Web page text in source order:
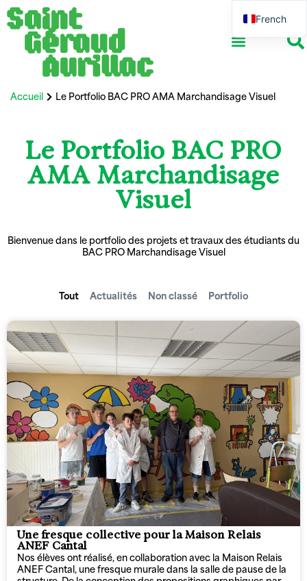
Accueil Le Portfolio BAC PRO AMA Marchandisage Visuel
Le Portfolio BAC PRO
AMA Marchandisage
Visuel
Bienvenue dans le portfolio des projets et travaux des étudiants du
BAC PRO Marchandisage Visuel
Actualités Non classé Portfolio
Tout
Une fresque collective pour la Maison Relais
ANEF Cantal
Nos élèves ont réalisé, en collaboration avec la Maison Relais
ANEF Cantal, une fresque murale dans la salle de pause de la
French